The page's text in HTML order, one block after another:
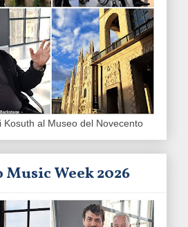
Kosuth al Museo del Novecento
Week 2026